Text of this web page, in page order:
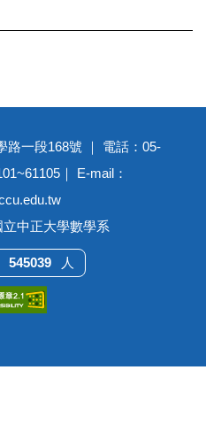
路一段168號 ｜ 電話：05-
｜ E-mail：
立中正大學數學系
545039